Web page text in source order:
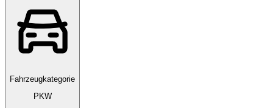
Fahrzeugkategorie
PKW